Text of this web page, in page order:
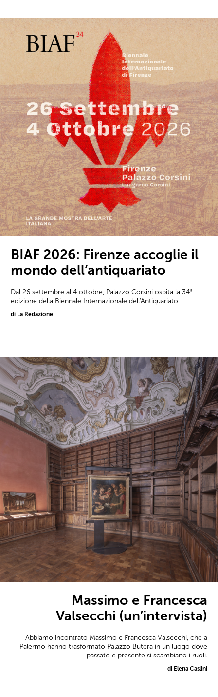
BIAF 2026: Firenze accoglie il
mondo dell’antiquariato
Dal 26 settembre al 4 ottobre, Palazzo Corsini ospita la 34ª
edizione della Biennale Internazionale dell'Antiquariato
di La Redazione
Massimo e Francesca
Valsecchi (un’intervista)
Abbiamo incontrato Massimo e Francesca Valsecchi, che a
Palermo hanno trasformato Palazzo Butera in un luogo dove
passato e presente si scambiano i ruoli.
di Elena Caslini